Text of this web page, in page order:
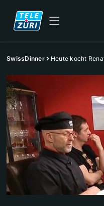
SwissDinner Heute kocht